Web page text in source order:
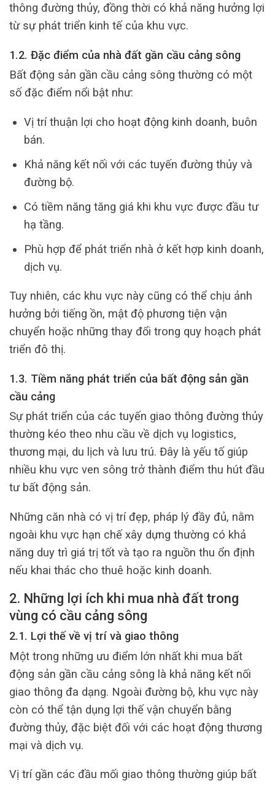
thông đường thủy, đồng thời có khả năng hưởng lợi
từ sự phát triển kinh tế của khu vực.
1.2. Đặc điểm của nhà đất gần cầu cảng sông
Bất động sản gần cầu cảng sông thường có một
số đặc điểm nổi bật như:
Vị trí thuận lợi cho hoạt động kinh doanh, buôn
bán.
Khả năng kết nối với các tuyến đường thủy và
đường bộ.
Có tiềm năng tăng giá khi khu vực được đầu tư
hạ tầng.
Phù hợp để phát triển nhà ở kết hợp kinh doanh,
dịch vụ.
Tuy nhiên, các khu vực này cũng có thể chịu ảnh
hưởng bởi tiếng ồn, mật độ phương tiện vận
chuyển hoặc những thay đổi trong quy hoạch phát
triển đô thị.
1.3. Tiềm năng phát triển của bất động sản gần
cầu cảng
Sự phát triển của các tuyến giao thông đường thủy
thường kéo theo nhu cầu về dịch vụ logistics,
thương mại, du lịch và lưu trú. Đây là yếu tố giúp
nhiều khu vực ven sông trở thành điểm thu hút đầu
tư bất động sản.
Những căn nhà có vị trí đẹp, pháp lý đầy đủ, nằm
ngoài khu vực hạn chế xây dựng thường có khả
năng duy trì giá trị tốt và tạo ra nguồn thu ổn định
nếu khai thác cho thuê hoặc kinh doanh.
2. Những lợi ích khi mua nhà đất trong
vùng có cầu cảng sông
2.1. Lợi thế về vị trí và giao thông
Một trong những ưu điểm lớn nhất khi mua bất
động sản gần cầu cảng sông là khả năng kết nối
giao thông đa dạng. Ngoài đường bộ, khu vực này
còn có thể tận dụng lợi thế vận chuyển bằng
đường thủy, đặc biệt đối với các hoạt động thương
mại và dịch vụ.
Vị trí gần các đầu mối giao thông thường giúp bất